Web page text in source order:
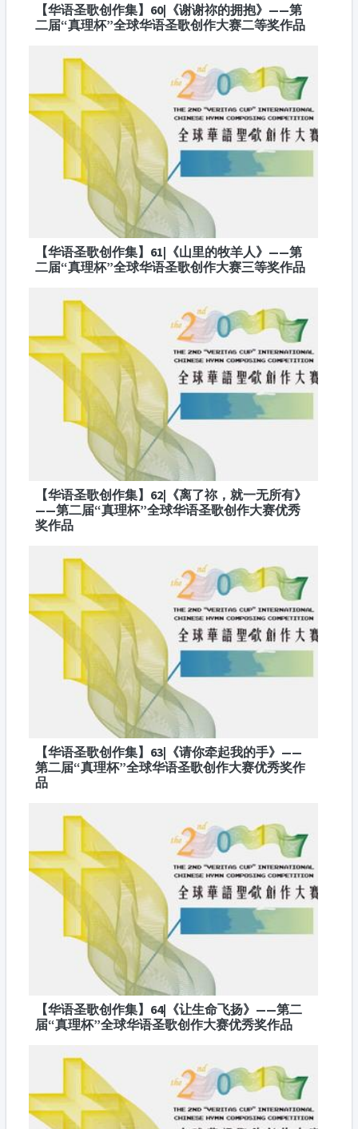
【华语圣歌创作集】60|《谢谢祢的拥抱》——第
二届“真理杯”全球华语圣歌创作大赛二等奖作品
【华语圣歌创作集】61|《山里的牧羊人》——第
二届“真理杯”全球华语圣歌创作大赛三等奖作品
【华语圣歌创作集】62|《离了祢，就一无所有》
——第二届“真理杯”全球华语圣歌创作大赛优秀
奖作品
【华语圣歌创作集】63|《请你牵起我的手》——
第二届“真理杯”全球华语圣歌创作大赛优秀奖作
品
【华语圣歌创作集】64|《让生命飞扬》——第二
届“真理杯”全球华语圣歌创作大赛优秀奖作品